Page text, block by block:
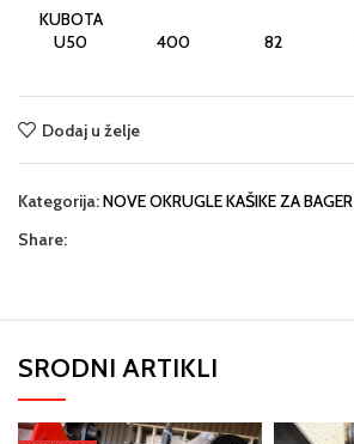
KUBOTA
U50
400 82
Dodaj u želje
Kategorija:NOVE OKRUGLE KAŠIKE ZA BAGER
Share:
SRODNI ARTIKLI